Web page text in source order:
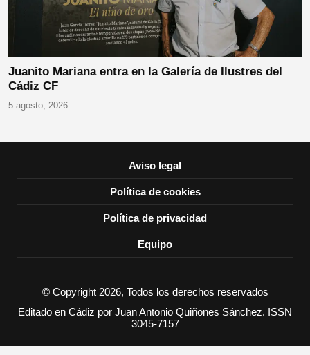
Juanito Mariana entra en la Galería de Ilustres del
Cádiz CF
5 agosto, 2026
Aviso legal
Política de cookies
Política de privacidad
Equipo
© Copyright 2026, Todos los derechos reservados
Editado en Cádiz por Juan Antonio Quiñones Sánchez. ISSN
3045-7157